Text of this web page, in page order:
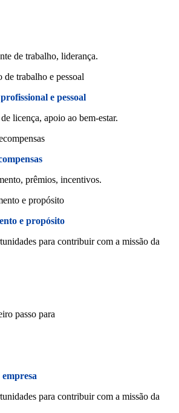
de trabalho, liderança.
e pessoal
licença, apoio ao bem-estar.
prêmios, incentivos.
e propósito
para contribuir com a missão da
passo para
para contribuir com a missão da